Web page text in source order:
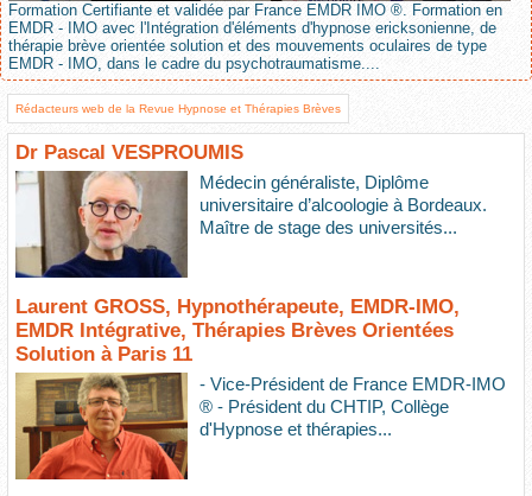
Formation Certifiante et validée par France EMDR IMO ®. Formation en
EMDR - IMO avec l'Intégration d'éléments d'hypnose ericksonienne, de
thérapie brève orientée solution et des mouvements oculaires de type
EMDR - IMO, dans le cadre du psychotraumatisme....
Rédacteurs web de la Revue Hypnose et Thérapies Brèves
Dr Pascal VESPROUMIS
Médecin généraliste, Diplôme
universitaire d’alcoologie à Bordeaux.
Maître de stage des universités...
Laurent GROSS, Hypnothérapeute, EMDR-IMO,
EMDR Intégrative, Thérapies Brèves Orientées
Solution à Paris 11
- Vice-Président de France EMDR-IMO
® - Président du CHTIP, Collège
d'Hypnose et thérapies...